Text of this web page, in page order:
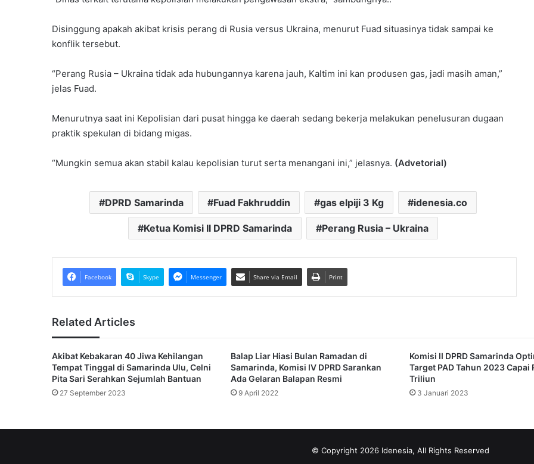
Disinggung apakah akibat krisis perang di Rusia versus Ukraina, menurut Fuad situasinya tidak sampai ke
konflik tersebut.
“Perang Rusia – Ukraina tidak ada hubungannya karena jauh, Kaltim ini kan produsen gas, jadi masih aman,”
jelas Fuad.
Menurutnya saat ini Kepolisian dari pusat hingga ke daerah sedang bekerja melakukan penelusuran dugaan
praktik spekulan di bidang migas.
“Mungkin semua akan stabil kalau kepolisian turut serta menangani ini,” jelasnya. (Advetorial)
DPRD Samarinda Fuad Fakhruddin gas elpiji 3 Kg idenesia.co
Ketua Komisi II DPRD Samarinda Perang Rusia – Ukraina
Facebook Skype Messenger Share via Email Print
Related Articles
Akibat Kebakaran 40 Jiwa Kehilangan
Tempat Tinggal di Samarinda Ulu, Celni
Pita Sari Serahkan Sejumlah Bantuan
27 September 2023
Balap Liar Hiasi Bulan Ramadan di
Samarinda, Komisi IV DPRD Sarankan
Ada Gelaran Balapan Resmi
9 April 2022
Komisi II DPRD Samarinda
Target PAD Tahun 2023 Capai
Triliun
3 Januari 2023
© Copyright 2026 Idenesia, All Rights Reserved